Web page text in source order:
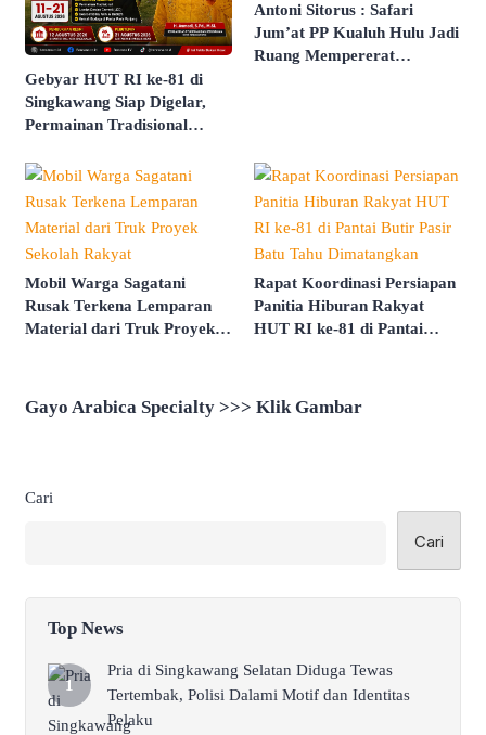
Gebyar HUT RI ke-81 di
Singkawang Siap Digelar,
Permainan Tradisional
Agenda Utama
Antoni Sitorus : Safari
Jum’at PP Kualuh Hulu Jadi
Ruang Mempererat
Mobil Warga Sagatani
Rusak Terkena Lemparan
Material dari Truk Proyek
Rapat Koordinasi Persiapan
Panitia Hiburan Rakyat
HUT RI ke-81 di Pantai
Gayo Arabica Specialty >>> Klik Gambar
Cari
Cari
Top News
Pria di Singkawang Selatan Diduga Tewas
Tertembak, Polisi Dalami Motif dan Identitas
Pelaku